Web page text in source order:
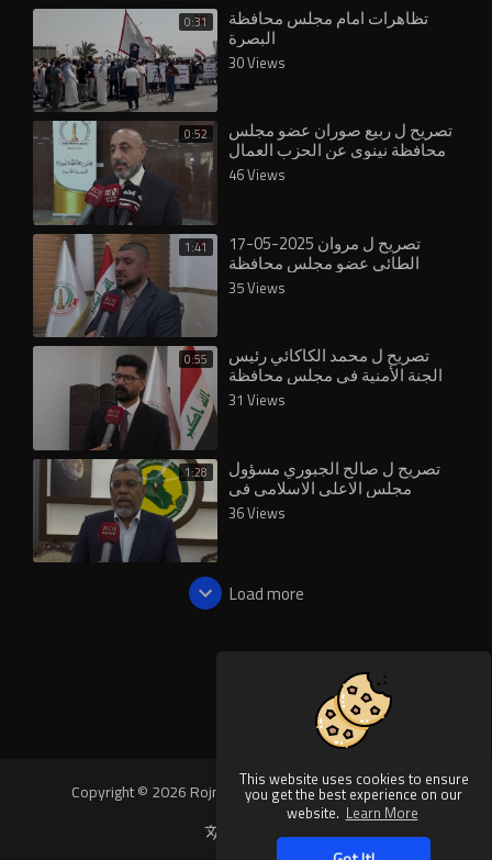
This website uses cookies to ensure
you get the best experience on our
website. Learn More
0:31 تظاهرات امام مجلس محافظة
البصرة
30 Views
0:52 تصريح ل ربيع صوران عضو مجلس
محافظة نينوى عن الحزب العمال
الكردستاني
46 Views
1:41 17-05-2025 تصريح ل مروان
الطائي عضو مجلس محافظة
نينوى حول مجلس المحافظة
35 Views
0:55 تصريح ل محمد الكاكائي رئيس
الجنة الأمنية في مجلس محافظة
نينوى عن الحوب العمال
الكردستاني
31 Views
1:28 تصريح ل صالح الجبوري مسؤول
مجلس الاعلى الاسلامي في
محافظة نينوى حول التحالفات في
الانتخابات القادم
36 Views
Load more
Copyright © 2026 Rojnews Video. All rights reserved.
Language